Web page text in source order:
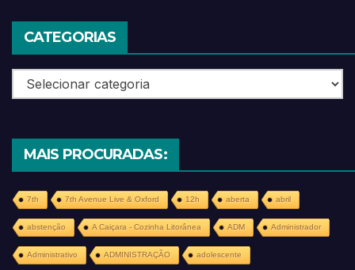
CATEGORIAS
Categorias
MAIS PROCURADAS:
7th 7th Avenue Live & Oxford 12h aberta abril
abstenção A Caiçara - Cozinha Litorânea ADM Administrador
Administrativo ADMINISTRAÇÃO adolescente